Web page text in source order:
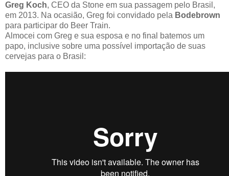
Greg Koch, CEO da Stone em sua passagem pelo Brasil,
em 2013. Na ocasião, Greg foi convidado pela Bodebrown
para participar do Beer Train.
Almocei com Greg e sua esposa e no final batemos um
papo, inclusive sobre uma possível importação de suas
cervejas para o Brasil: